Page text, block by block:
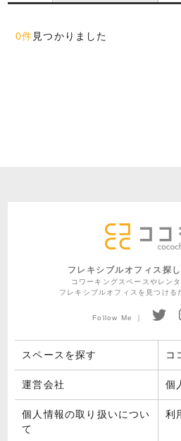
0件 見つかりました
フレキシブルオフィス探
コワーキングスペースやレン
フレキシブルオフィスを見つける
Follow Me ｜
スペースを探す コ
運営会社 個
個人情報の取り扱いについ
て
利